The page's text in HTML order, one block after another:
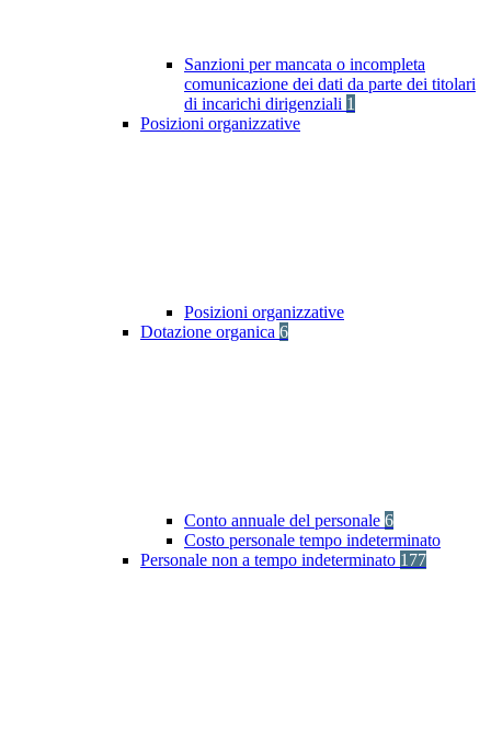
Sanzioni per mancata o incompleta
comunicazione dei dati da parte dei titolari
di incarichi dirigenziali 1
Posizioni organizzative
Posizioni organizzative
Dotazione organica 6
Conto annuale del personale 6
Costo personale tempo indeterminato
Personale non a tempo indeterminato 177